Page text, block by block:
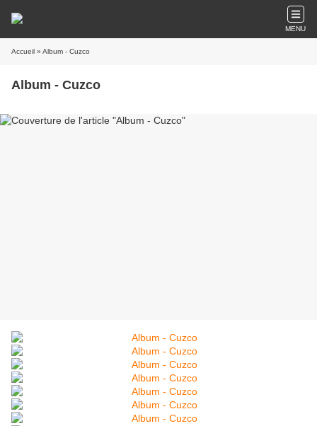
MENU
Accueil » Album - Cuzco
Album - Cuzco